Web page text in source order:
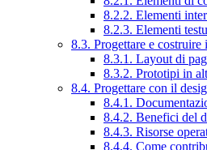
8.2.2. Elementi
8.2.3. Elementi
8.3. Progettare e costruire
8.3.1. Layout di
8.3.2. Prototipi in
8.4. Progettare con il
8.4.1.
8.4.2. Benefici del
8.4.3. Risorse
8.4.4. Come